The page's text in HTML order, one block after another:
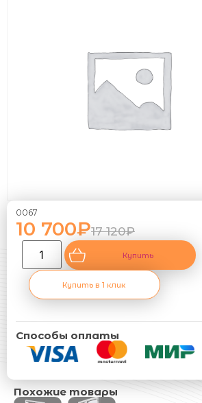
Похожие товары
0067
17 120₽
10 700₽
Купить
Купить в 1 клик
Способы оплаты